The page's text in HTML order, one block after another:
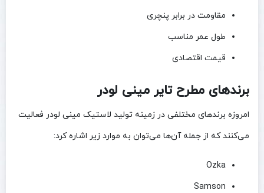
مقاومت در برابر پنچری
طول عمر مناسب
قیمت اقتصادی
برندهای مطرح تایر مینی لودر
امروزه برندهای مختلفی در زمینه تولید لاستیک مینی لودر فعالیت
می‌کنند که از جمله آن‌ها می‌توان به موارد زیر اشاره کرد:
Ozka
Samson